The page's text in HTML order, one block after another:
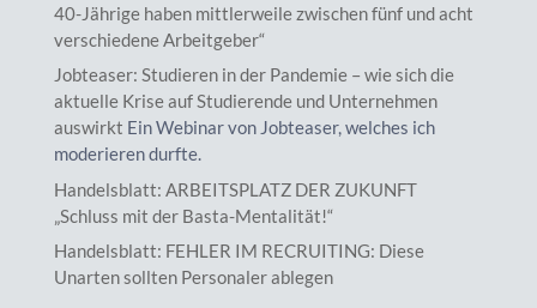
40-Jährige haben mittlerweile zwischen fünf und acht
verschiedene Arbeitgeber“
Jobteaser: Studieren in der Pandemie – wie sich die
aktuelle Krise auf Studierende und Unternehmen
auswirkt Ein Webinar von Jobteaser, welches ich
moderieren durfte.
Handelsblatt: ARBEITSPLATZ DER ZUKUNFT
„Schluss mit der Basta-Mentalität!“
Handelsblatt: FEHLER IM RECRUITING: Diese
Unarten sollten Personaler ablegen